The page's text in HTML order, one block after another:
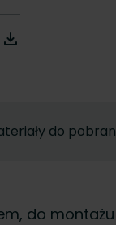
do
do montażu